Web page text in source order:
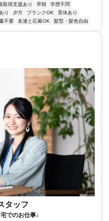
取得支援あり 早朝
学歴不問
り 夕方 ブランクOK
育休あり
不要 友達と応募OK 髪型・髪色自由
タッフ
でのお仕事♪